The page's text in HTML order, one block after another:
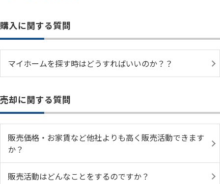
購入に関する質問
マイホームを探す時はどうすればいいのか？？
売却に関する質問
販売価格・お家賃など他社よりも高く販売活動できます
か？
販売活動はどんなことをするのですか？